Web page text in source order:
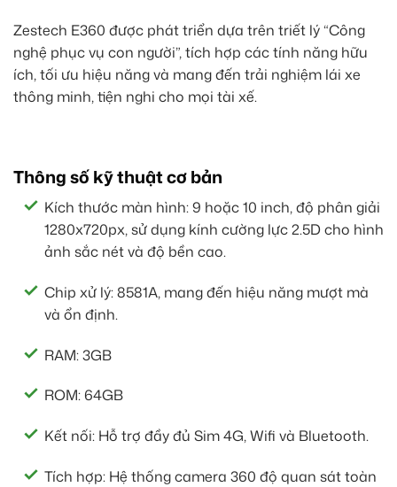
Zestech E360 được phát triển dựa trên triết lý “Công
nghệ phục vụ con người”, tích hợp các tính năng hữu
ích, tối ưu hiệu năng và mang đến trải nghiệm lái xe
thông minh, tiện nghi cho mọi tài xế.
Thông số kỹ thuật cơ bản
Kích thước màn hình: 9 hoặc 10 inch, độ phân giải
1280x720px, sử dụng kính cường lực 2.5D cho hình
ảnh sắc nét và độ bền cao.
Chip xử lý: 8581A, mang đến hiệu năng mượt mà
và ổn định.
RAM: 3GB
ROM: 64GB
Kết nối: Hỗ trợ đầy đủ Sim 4G, Wifi và Bluetooth.
Tích hợp: Hệ thống camera 360 độ quan sát toàn